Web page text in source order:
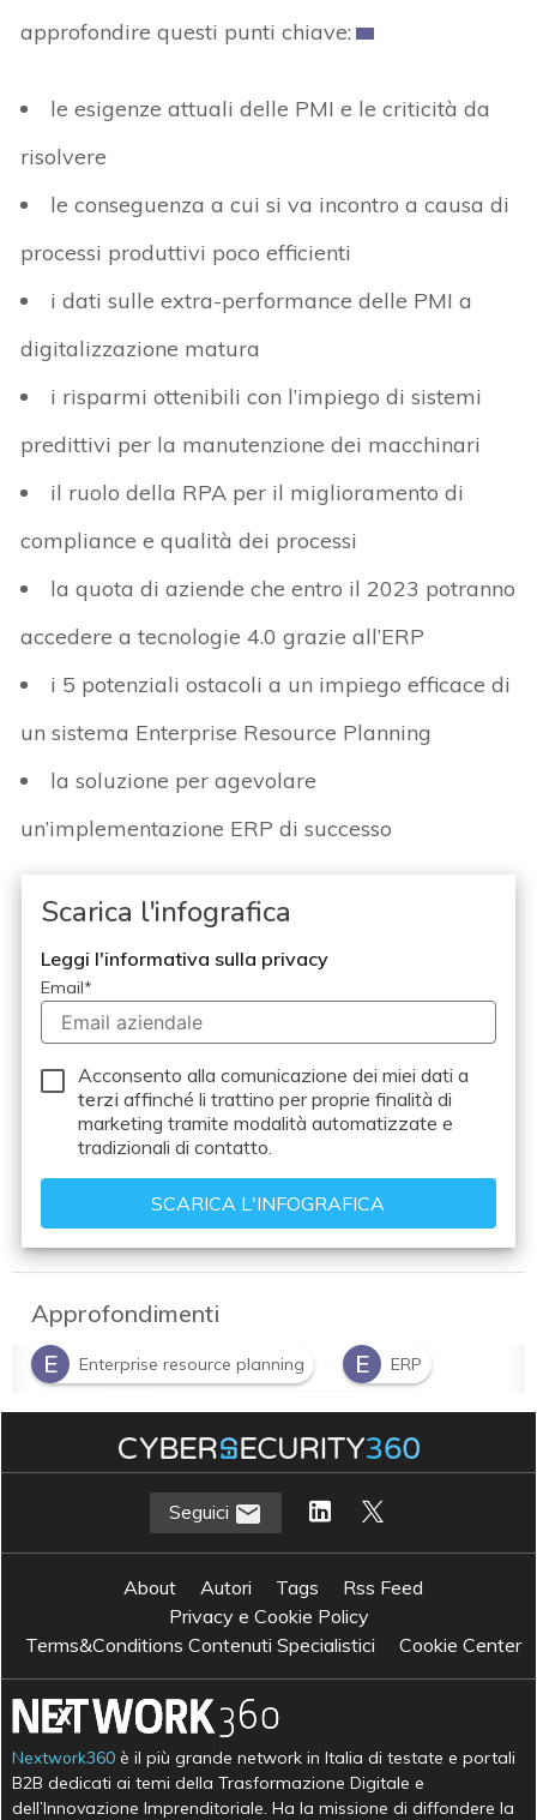
approfondire questi punti chiave:
le esigenze attuali delle PMI e le criticità da
risolvere
le conseguenza a cui si va incontro a causa di
processi produttivi poco efficienti
i dati sulle extra-performance delle PMI a
digitalizzazione matura
i risparmi ottenibili con l’impiego di sistemi
predittivi per la manutenzione dei macchinari
il ruolo della RPA per il miglioramento di
compliance e qualità dei processi
la quota di aziende che entro il 2023 potranno
accedere a tecnologie 4.0 grazie all’ERP
i 5 potenziali ostacoli a un impiego efficace di
un sistema Enterprise Resource Planning
la soluzione per agevolare
un’implementazione ERP di successo
Scarica l'infografica
Leggi l'informativa sulla privacy
Email*
Acconsento alla comunicazione dei miei dati a
terzi affinché li trattino per proprie finalità di
marketing tramite modalità automatizzate e
tradizionali di contatto.
Approfondimenti
E
Enterprise resource planning E ERP
P PMI R Robotic Process Automation
Seguici
About Autori Tags
Rss Feed
Privacy e Cookie Policy
Terms&Conditions Contenuti Specialistici
Cookie Center
Nextwork360 è il più grande network in Italia di testate e portali
B2B dedicati ai temi della Trasformazione Digitale e
dell’Innovazione Imprenditoriale. Ha la missione di diffondere la